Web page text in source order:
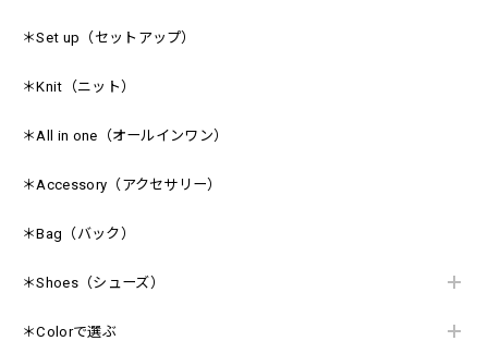
＊Set up（セットアップ）
＊Knit（ニット）
＊All in one（オールインワン）
＊Accessory（アクセサリー）
＊Bag（バック）
＊Shoes（シューズ）
＊Colorで選ぶ